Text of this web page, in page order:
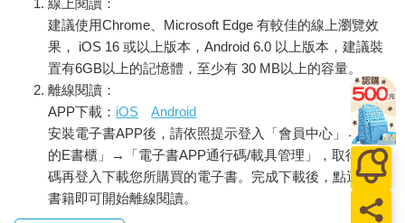
線上閱讀：
建議使用Chrome、Microsoft Edge 有較佳的線上瀏覽效
果， iOS 16 或以上版本，Android 6.0 以上版本，建議裝
置有6GB以上的記憶體，至少有 30 MB以上的容量。
離線閱讀：
APP下載： iOS
Android
安裝電子書APP後，請依照提示登入「會員中心」→「我
的E書櫃」→「電子書APP通行碼/載具管理」，取得通行
碼再登入下載您所購買的電子書。完成下載後，點選任一
書籍即可開始離線閱讀。